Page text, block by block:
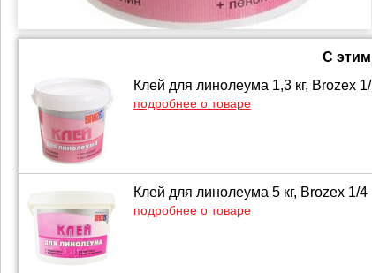
С
Клей для линолеума 1,3 кг, Brozex
подробнее о товаре
Клей для линолеума 5 кг, Brozex 1/4
подробнее о товаре